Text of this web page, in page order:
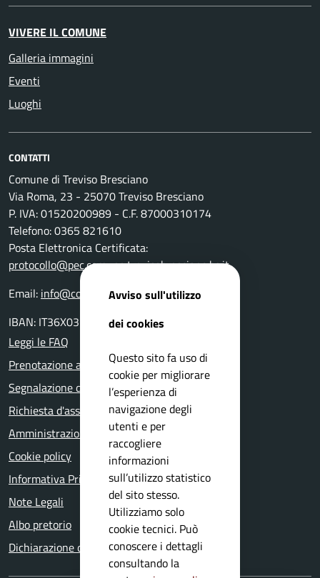
VIVERE IL COMUNE
Galleria immagini
Eventi
Luoghi
CONTATTI
Comune di Treviso Bresciano
Via Roma, 23 - 25070 Treviso Bresciano
P. IVA: 01520200989 - C.F. 87000310174
Telefono: 0365 821610
Posta Elettronica Certificata:
protocollo@pec.comune.trevisobresciano.bs.it
Email: info@comune.trevisobresciano.bs.it
IBAN: IT36X0359901800000000117762
Leggi le FAQ
Prenotazione appuntamento
Segnalazione disservizio
Richiesta d'assistenza
Amministrazione trasparente
Cookie policy
Informativa Privacy
Note Legali
Albo pretorio
Dichiarazione di accessibilità
Avviso sull'utilizzo
dei cookies
Questo sito fa uso di
cookie per migliorare
l’esperienza di
navigazione degli
utenti e per
raccogliere
informazioni
sull’utilizzo statistico
del sito stesso.
Utilizziamo solo
cookie tecnici. Può
conoscere i dettagli
consultando la